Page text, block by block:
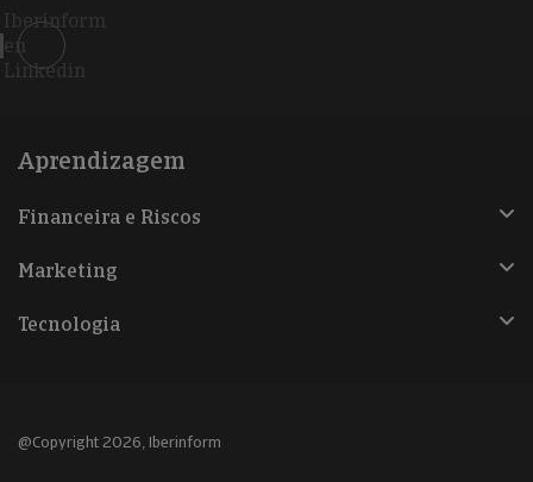
Iberinform
en
Linkedin
Aprendizagem
Financeira e Riscos
Marketing
Tecnologia
@Copyright 2026, Iberinform